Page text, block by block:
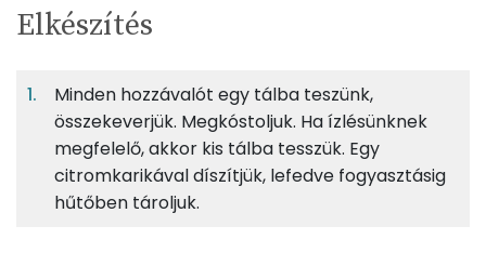
Egy
adagban
13%
Fehérje
3%
Szénhidrát
8%
Zsír
80gtonhalkonzerv
158 kcal
TÁPANYAGTARTALOM
Egy
adagban
2
adagban
100
grammban
13%
Fehérje
3%
Szénhidrát
8%
75%
Elkészítés
Minden hozzávalót egy tálba teszünk,
összekeverjük. Megkóstoljuk. Ha ízlésünknek
megfelelő, akkor kis tálba tesszük. Egy
citromkarikával díszítjük, lefedve fogyasztásig
hűtőben tároljuk.